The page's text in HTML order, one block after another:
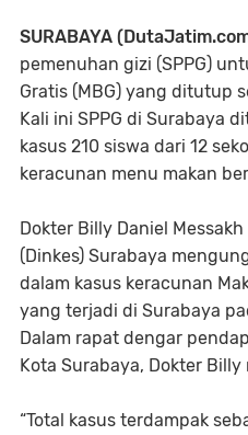
SURABAYA
pemenuhan gizi (SPPG)
Gratis (MBG) yang ditutup
Kali ini SPPG di Surabaya
kasus 210 siswa dari 12
keracunan menu makan
Dokter Billy Daniel
(Dinkes) Surabaya
dalam kasus keracunan
yang terjadi di Surabaya
Dalam rapat dengar
Kota Surabaya, Dokter
“Total kasus terdampak